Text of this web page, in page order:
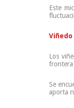
Este
Viñedo
Los
frontera
Se
aporta